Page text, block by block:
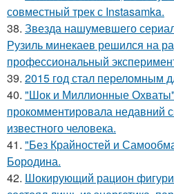
совместный трек с Instasamka.
38. Звезда нашумевшего
Рузиль минекаев решился на
профессиональный
39. 2015 год стал переломным
40. "Шок и Миллионные
прокомментировала недавний
известного человека.
41. "Без Крайностей и
Бородина.
42. Шокирующий рацион